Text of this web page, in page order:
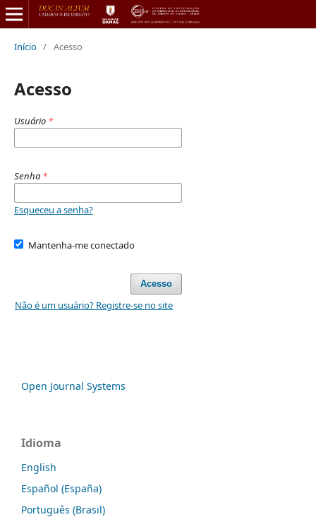
Início / Acesso
Acesso
Usuário *
Senha *
Esqueceu a senha?
Mantenha-me conectado
Acesso
Não é um usuário? Registre-se no site
Open Journal Systems
Idioma
English
Español (España)
Português (Brasil)